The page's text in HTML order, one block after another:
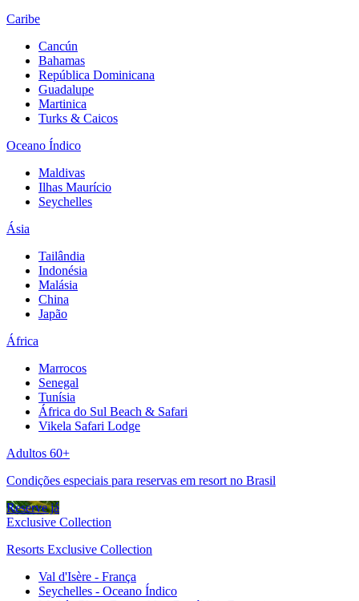
Caribe
Cancún
Bahamas
República Dominicana
Guadalupe
Martinica
Turks & Caicos
Oceano Índico
Maldivas
Ilhas Maurício
Seychelles
Ásia
Tailândia
Indonésia
Malásia
China
Japão
África
Marrocos
Senegal
Tunísia
África do Sul Beach & Safari
Vikela Safari Lodge
Adultos 60+
Condições especiais para reservas em resort no Brasil
Reserve já
Exclusive Collection
Resorts Exclusive Collection
Val d'Isère - França
Seychelles - Oceano Índico